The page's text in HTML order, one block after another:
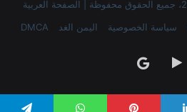
سياسة الخصوصية اليمن الغد DMCA
‏Google
Play
google
news